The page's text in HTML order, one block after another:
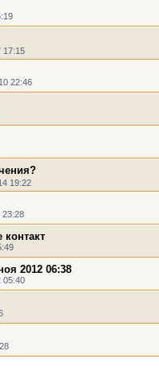
17:15
22:46
19:22
23:28
2012 06:38
05:40